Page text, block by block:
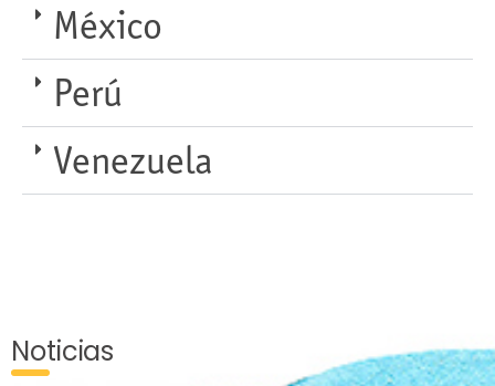
México
Perú
Venezuela
Noticias